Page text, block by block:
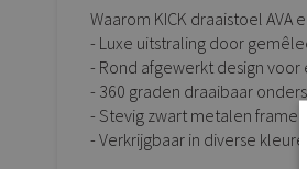
Waarom KICK draaistoel AVA
- Luxe uitstraling door
- Rond afgewerkt design
- 360 graden draaibaar
- Stevig zwart metalen frame
- Verkrijgbaar in diverse kleuren